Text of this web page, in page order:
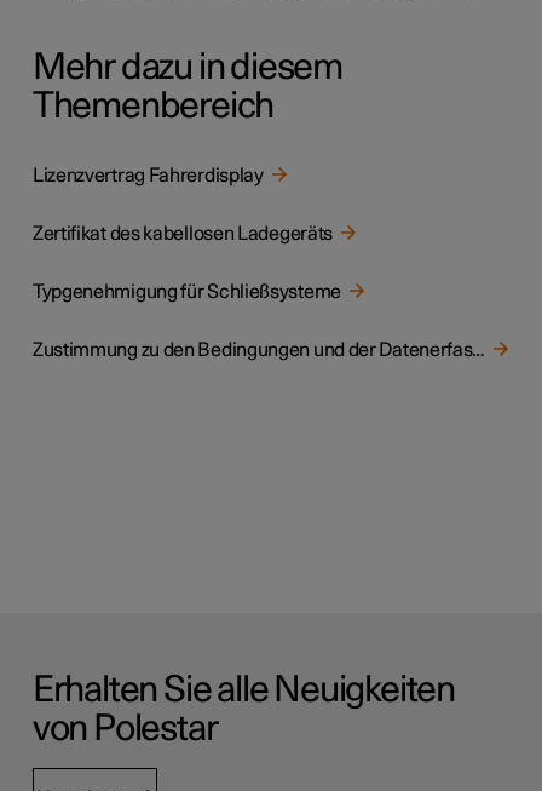
Mehr dazu in diesem
Themenbereich
Lizenzvertrag Fahrerdisplay
Zertifikat des kabellosen Ladegeräts
Typgenehmigung für Schließsysteme
Zustimmung zu den Bedingungen und der Datenerfassung
Erhalten Sie alle Neuigkeiten
von Polestar